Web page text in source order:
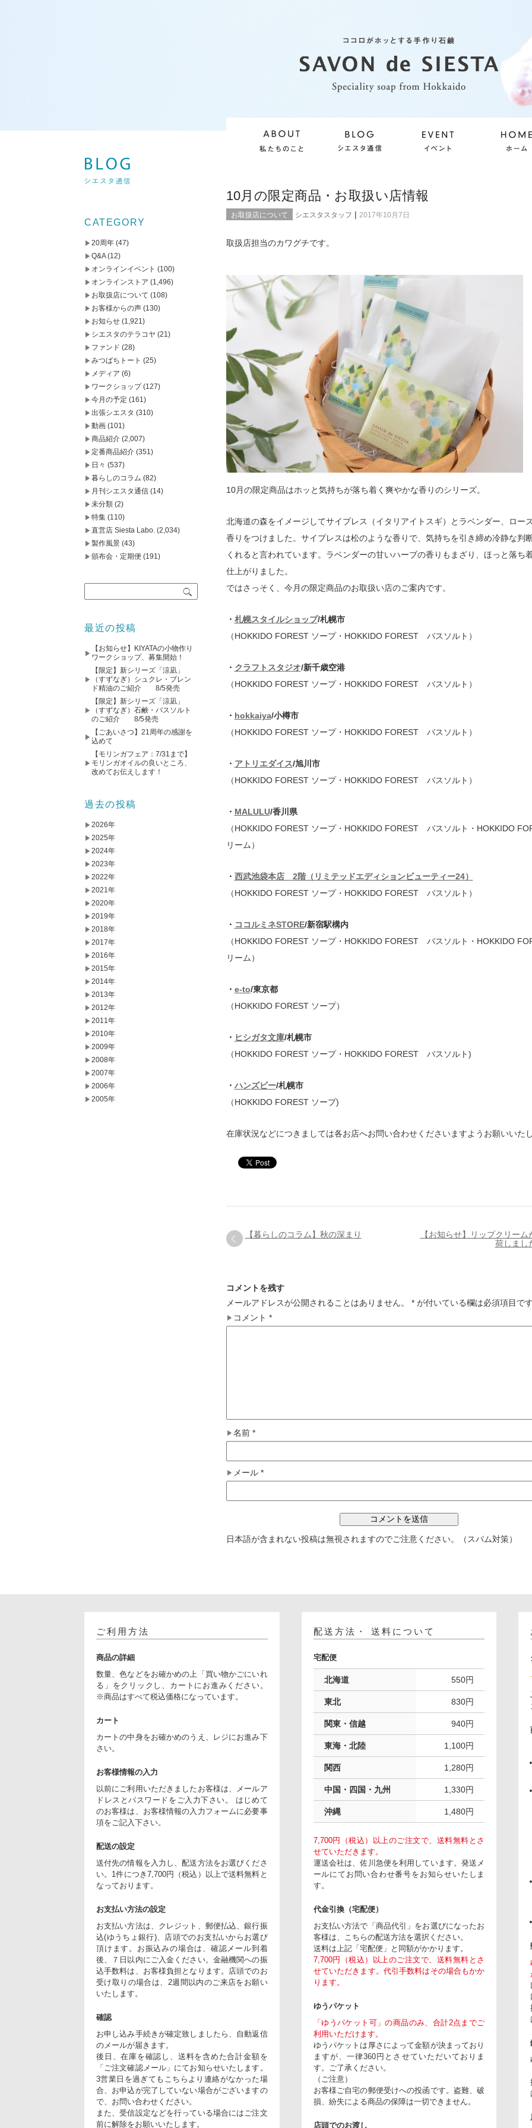
10月の限定商品・お取扱い店情報
お取扱店について シエスタスタッフ | 2017年10月7日
取扱店担当のカワグチです。
10月の限定商品はホッと気持ちが落ち着く爽やかな香りのシリーズ。
北海道の森をイメージしてサイプレス（イタリアイトスギ）とラベンダー、ロー
香りをつけました。サイプレスは松のような香りで、気持ちを引き締め冷静な判
くれると言われています。ラベンダーの甘いハーブの香りもまざり、ほっと落ち
仕上がりました。
ではさっそく、今月の限定商品のお取扱い店のご案内です。
・ 札幌スタイルショップ/札幌市
（HOKKIDO FOREST ソープ・HOKKIDO FOREST バスソルト）
・ クラフトスタジオ/新千歳空港
（HOKKIDO FOREST ソープ・HOKKIDO FOREST バスソルト）
・ hokkaiya/小樽市
（HOKKIDO FOREST ソープ・HOKKIDO FOREST バスソルト）
・ アトリエダイス/旭川市
（HOKKIDO FOREST ソープ・HOKKIDO FOREST バスソルト）
・ MALULU/香川県
（HOKKIDO FOREST ソープ・HOKKIDO FOREST バスソルト・HOKKIDO
リーム）
・ 西武池袋本店 2階（リミテッドエディションビューティー24）
（HOKKIDO FOREST ソープ・HOKKIDO FOREST バスソルト）
・ ココルミネSTORE/新宿駅構内
（HOKKIDO FOREST ソープ・HOKKIDO FOREST バスソルト・HOKKIDO
リーム）
・ e-to/東京都
（HOKKIDO FOREST ソープ）
・ ヒシガタ文庫/札幌市
（HOKKIDO FOREST ソープ・HOKKIDO FOREST バスソルト)
・ ハンズビー/札幌市
（HOKKIDO FOREST ソープ)
在庫状況などにつきましては各お店へお問い合わせくださいますようお願いいたし
【暮らしのコラム】秋の深まり
【お知らせ】リップクリーム
荷しまし
コメントを残す
メールアドレスが公開されることはありません。
*が付いている欄は必須項目です
コメント *
名前 *
メール *
日本語が含まれない投稿は無視されますのでご注意ください。（スパム対策）
CATEGORY
20周年 (47)
Q&A(12)
オンラインイベント (100)
オンラインストア (1,496)
お取扱店について (108)
お客様からの声 (130)
お知らせ (1,921)
シエスタのテラコヤ (21)
ファンド (28)
みつばちトート (25)
メディア (6)
ワークショップ(127)
今月の予定 (161)
出張シエスタ (310)
動画 (101)
商品紹介 (2,007)
定番商品紹介 (351)
日々 (537)
暮らしのコラム (82)
月刊シエスタ通信 (14)
未分類 (2)
特集 (110)
直営店 Siesta Labo. (2,034)
製作風景 (43)
頒布会・定期便 (191)
最近の投稿
【お知らせ】KIYATAの小物作り
ワークショップ、募集開始！
【限定】新シリーズ「涼凪」
（すずなぎ）シュクレ・ブレン
ド精油のご紹介 8/5発売
【限定】新シリーズ「涼凪」
（すずなぎ）石鹸・バスソルト
のご紹介 8/5発売
【ごあいさつ】21周年の感謝を
込めて
【モリンガフェア：7/31まで】
モリンガオイルの良いところ、
改めてお伝えします！
過去の投稿
2026年
2025年
2024年
2023年
2022年
2021年
2020年
2019年
2018年
2017年
2016年
2015年
2014年
2013年
2012年
2011年
2010年
2009年
2008年
2007年
2006年
2005年
ご利用方法
商品の詳細
数量、色などをお確かめの上「買い物かごにいれ
る」をクリックし、カートにお進みください。
※商品はすべて税込価格になっています。
カート
カートの中身をお確かめのうえ、レジにお進み下
さい。
お客様情報の入力
以前にご利用いただきましたお客様は、メールア
ドレスとパスワードをご入力下さい。 はじめて
のお客様は、お客様情報の入力フォームに必要事
項をご記入下さい。
配送の設定
送付先の情報を入力し、配送方法をお選びくださ
い。1件につき7,700円（税込）以上で送料無料と
なっております。
お支払い方法の設定
お支払い方法は、クレジット、郵便払込、銀行振
込(ゆうちょ銀行)、店頭でのお支払いからお選び
頂けます。お振込みの場合は、確認メール到着
後、７日以内にご入金ください。金融機関への振
込手数料は、お客様負担となります。店頭でのお
受け取りの場合は、2週間以内のご来店をお願い
いたします。
確認
お申し込み手続きが確定致しましたら、自動返信
のメールが届きます。
後日、在庫を確認し、送料を含めた合計金額を
「ご注文確認メール」にてお知らせいたします。
3営業日を過ぎてもこちらより連絡がなかった場
合、お申込が完了していない場合がございますの
で、お問い合わせください。
また、受信設定などを行っている場合にはご注文
前に解除をお願いいたします。
配送方法・ 送料について
宅配便
北海道 550円
東北 830円
関東・信越 940円
東海・北陸 1,100円
関西 1,280円
中国・四国・九州 1,330円
沖縄 1,480円
7,700円（税込）以上のご注文で、送料無料とさ
せていただきます。
運送会社は、佐川急便を利用しています。発送メ
ールにてお問い合わせ番号をお知らせいたしま
す。
代金引換（宅配便）
お支払い方法で「商品代引」をお選びになったお
客様は、こちらの配送方法を選択ください。
送料は上記「宅配便」と同額がかかります。
7,700円（税込）以上のご注文で、送料無料とさ
せていただきます。代引手数料はその場合もかか
ります。
ゆうパケット
「ゆうパケット可」の商品のみ、合計2点までご
利用いただけます。
ゆうパケットは厚さによって金額が決まっており
ますが、一律360円とさせていただいておりま
す。ご了承ください。
（ご注意）
お客様ご自宅の郵便受けへの投函です。盗難、破
損、紛失による商品の保障は一切できません。
店頭でのお渡し